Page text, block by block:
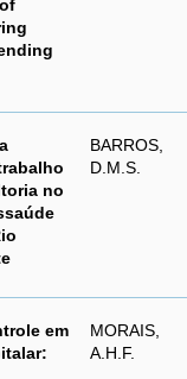
no
BARROS,
D.M.S.
em
MORAIS,
A.H.F.